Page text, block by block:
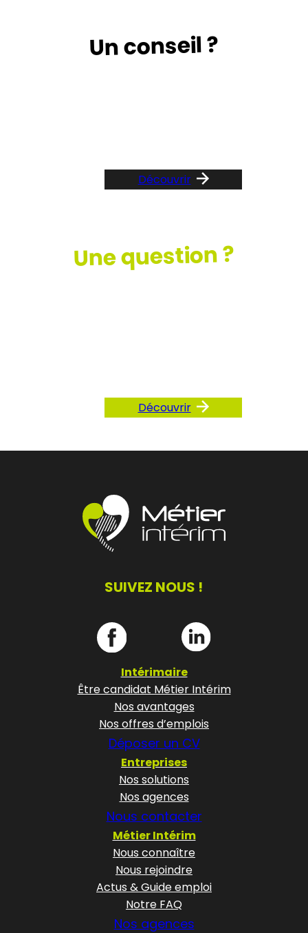
Un conseil ?
Découvrir
Une question ?
Découvrir
SUIVEZ NOUS !
Intérimaire
Être candidat Métier Intérim
Nos avantages
Nos offres d’emplois
Déposer un CV
Entreprises
Nos solutions
Nos agences
Nous contacter
Métier Intérim
Nous connaître
Nous rejoindre
Actus & Guide emploi
Notre FAQ
Nos agences